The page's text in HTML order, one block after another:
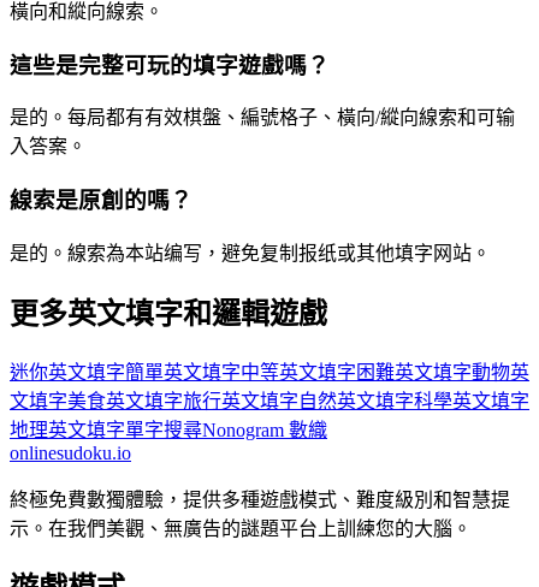
橫向和縱向線索。
這些是完整可玩的填字遊戲嗎？
是的。每局都有有效棋盤、編號格子、橫向/縱向線索和可输
入答案。
線索是原創的嗎？
是的。線索為本站编写，避免复制报纸或其他填字网站。
更多英文填字和邏輯遊戲
迷你英文填字簡單英文填字中等英文填字 困難英文填字動物英
文填字美食英文填字旅行英文填字自然英文填字科學英文填字
地理英文填字單字搜尋Nonogram 數織
onlinesudoku.io
終極免費數獨體驗，提供多種遊戲模式、難度級別和智慧提
示。在我們美觀、無廣告的謎題平台上訓練您的大腦。